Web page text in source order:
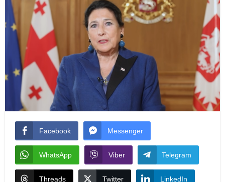
Facebook Messenger
WhatsApp Viber Telegram
Threads Twitter LinkedIn